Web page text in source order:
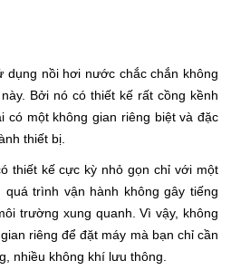
nồi hơi nước chắc chắn không
Bởi nó có thiết kế rất cồng kềnh
có một không gian riêng biệt và đặc
thiết bị.
thiết kế cực kỳ nhỏ gọn chỉ với một
trình vận hành không gây tiếng
trường xung quanh. Vì vậy, không
riêng để đặt máy mà bạn chỉ cần
nhiều không khí lưu thông.